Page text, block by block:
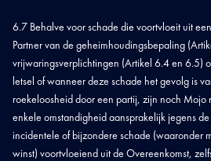
6.7 Behalve voor schade die voortvloeit uit
Partner van de geheimhoudingsbepaling
vrijwaringsverplichtingen (Artikel 6.4 en 6.5)
letsel of wanneer deze schade het gevolg is
roekeloosheid door een partij, zijn noch Mojo
enkele omstandigheid aansprakelijk jegens
incidentele of bijzondere schade (waaronder
winst) voortvloeiend uit de Overeenkomst,